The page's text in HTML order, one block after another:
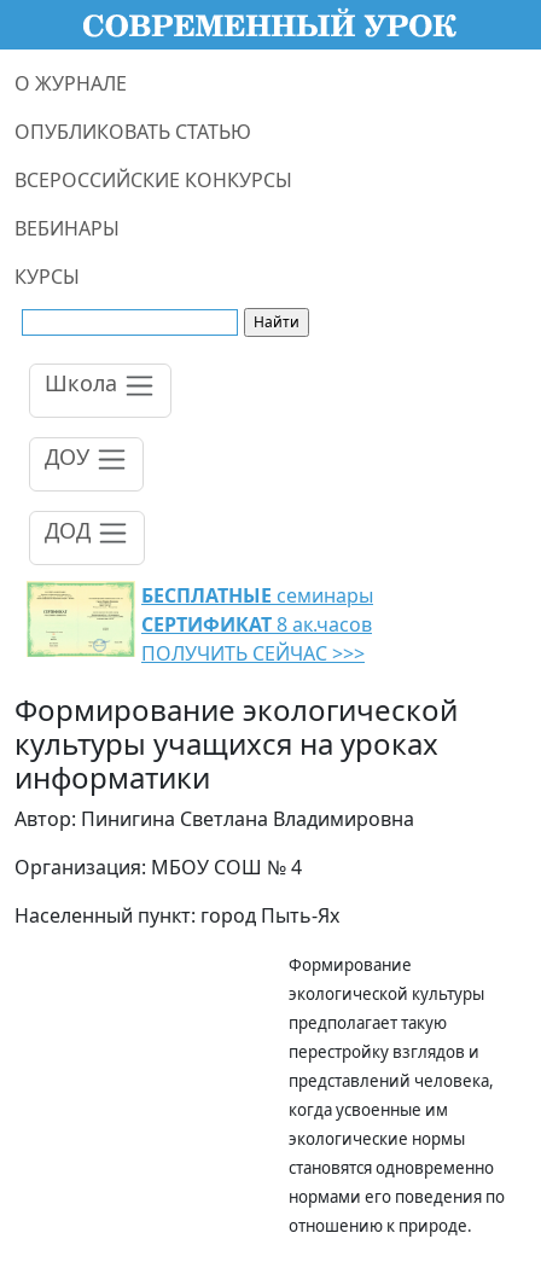
О ЖУРНАЛЕ
ОПУБЛИКОВАТЬ СТАТЬЮ
ВСЕРОССИЙСКИЕ КОНКУРСЫ
ВЕБИНАРЫ
КУРСЫ
Школа
ДОУ
ДОД
БЕСПЛАТНЫЕ семинары
СЕРТИФИКАТ8 ак.часов
ПОЛУЧИТЬ СЕЙЧАС >>>
Формирование экологической
культуры учащихся на уроках
информатики
Автор: Пинигина Светлана Владимировна
Организация: МБОУ СОШ № 4
Населенный пункт: город Пыть-Ях
Формирование
экологической культуры
предполагает такую
перестройку взглядов и
представлений человека,
когда усвоенные им
экологические нормы
становятся одновременно
нормами его поведения по
отношению к природе.